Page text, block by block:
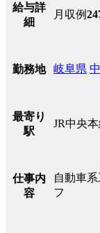
給与詳
細
月収例
勤務地 岐阜県
最寄り
駅
JR中央
仕事内
容
自動車
フ